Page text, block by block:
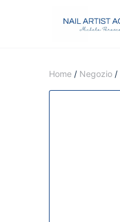
Home / Negozio /